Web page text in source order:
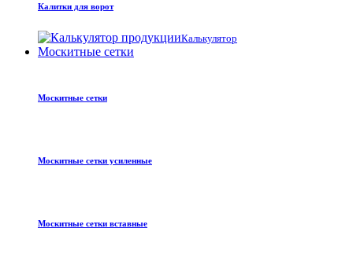
Калитки для ворот
Калькулятор
Москитные сетки
Москитные сетки
Москитные сетки усиленные
Москитные сетки вставные